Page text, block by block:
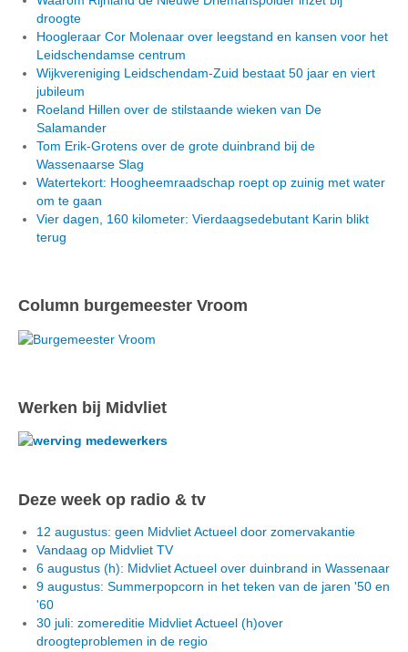
droogte
Hoogleraar Cor Molenaar over leegstand en kansen voor het
Leidschendamse centrum
Wijkvereniging Leidschendam-Zuid bestaat 50 jaar en viert
jubileum
Roeland Hillen over de stilstaande wieken van De
Salamander
Tom Erik-Grotens over de grote duinbrand bij de
Wassenaarse Slag
Watertekort: Hoogheemraadschap roept op zuinig met water
om te gaan
Vier dagen, 160 kilometer: Vierdaagsedebutant Karin blikt
terug
Column burgemeester Vroom
Werken bij Midvliet
Deze week op radio & tv
12 augustus: geen Midvliet Actueel door zomervakantie
Vandaag op Midvliet TV
6 augustus (h): Midvliet Actueel over duinbrand in Wassenaar
9 augustus: Summerpopcorn in het teken van de jaren '50 en
'60
30 juli: zomereditie Midvliet Actueel (h)over
droogteproblemen in de regio